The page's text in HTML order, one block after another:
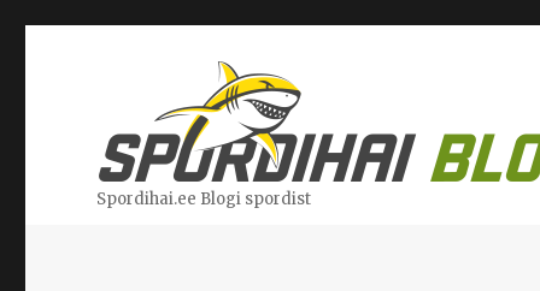
Spordihai.ee Blogi spordist